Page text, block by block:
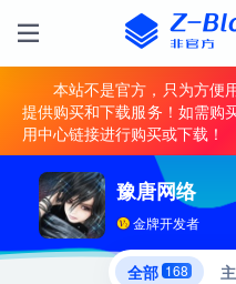
本站不是官方，只为方便
提供购买和下载服务！如需购
用中心链接进行购买或下载！
豫唐网络
金牌开发者
全部 168